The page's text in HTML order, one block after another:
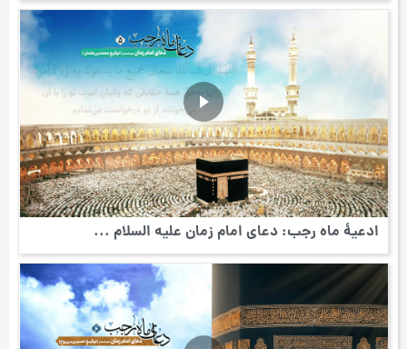
ادعیۀ ماه رجب: دعای امام زمان علیه السلام ...